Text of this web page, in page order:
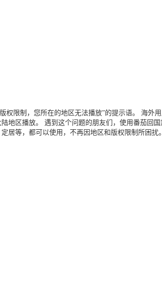
限制，您所在的地区无法播放”的提示语。 海外
地区播放。 遇到这个问题的朋友们，使用番茄回
居等，都可以使用，不再因地区和版权限制所困扰。